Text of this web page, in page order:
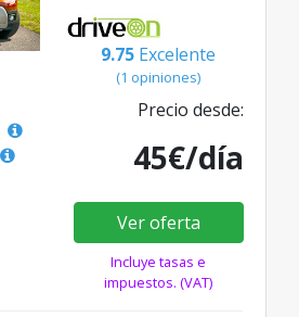
9.75 Excelente
(1 opiniones)
Precio desde:
45€/día
Ver oferta
Incluye tasas e
impuestos. (VAT)